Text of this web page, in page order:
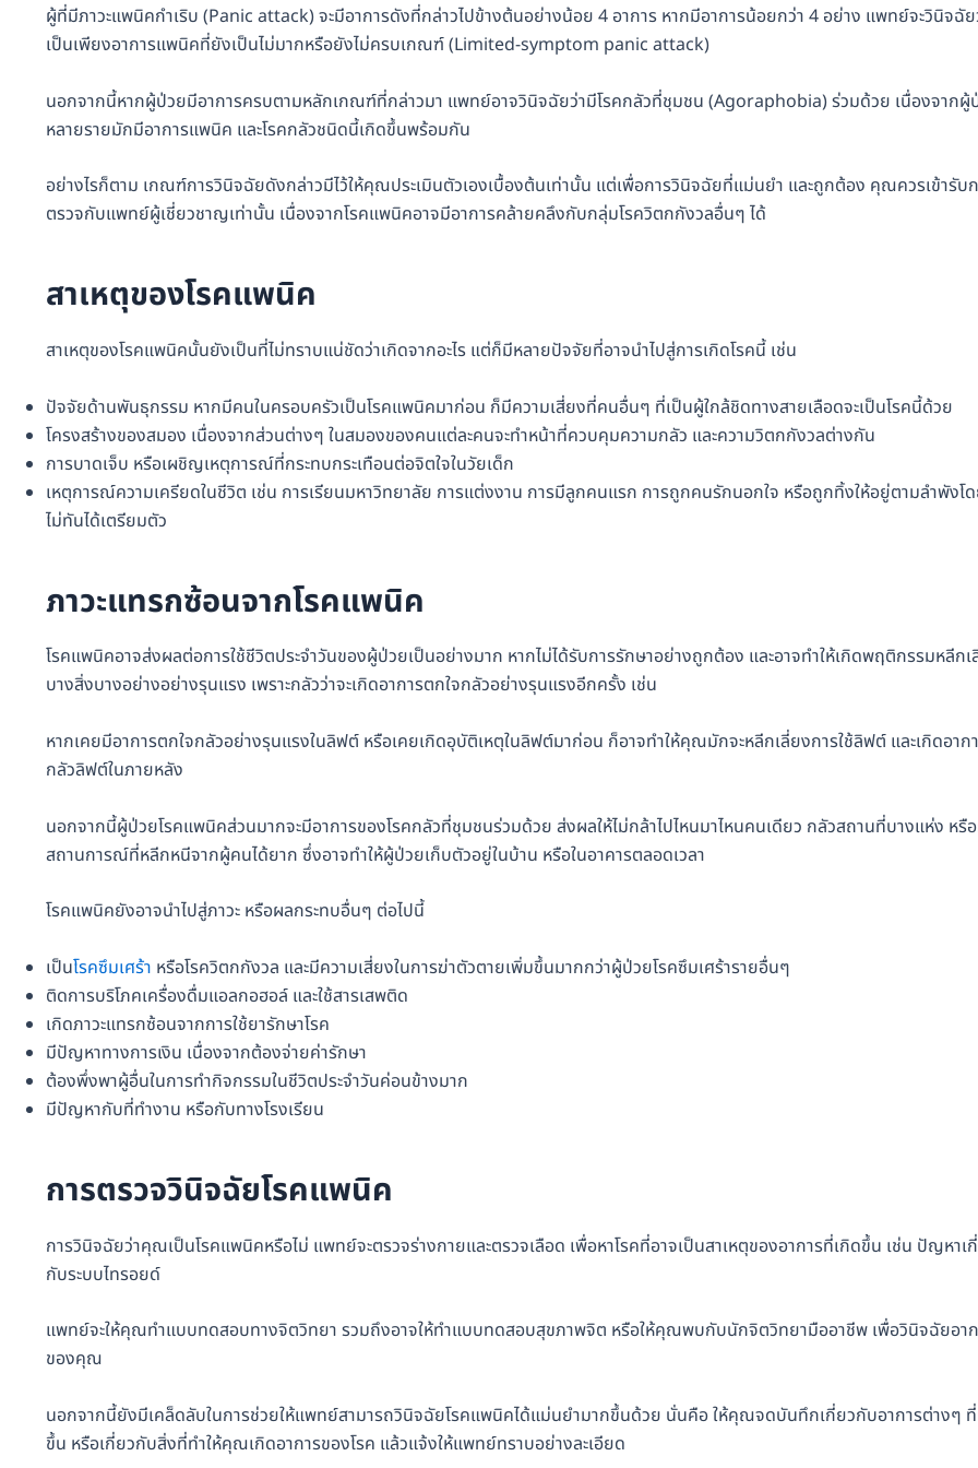
ผู้ที่มีภาวะแพนิคกำเริบ (Panic attack) จะมีอาการดังที่กล่าวไปข้างต้นอย่างน้อย 4 อาการ หากมีอาการน้อยกว่า 4 อย่าง แพทย์จะวินิจฉัย
เป็นเพียงอาการแพนิคที่ยังเป็นไม่มากหรือยังไม่ครบเกณฑ์ (Limited-symptom panic attack)
นอกจากนี้หากผู้ป่วยมีอาการครบตามหลักเกณฑ์ที่กล่าวมา แพทย์อาจวินิจฉัยว่ามีโรคกลัวที่ชุมชน (Agoraphobia) ร่วมด้วย เนื่องจากผู้
หลายรายมักมีอาการแพนิค และโรคกลัวชนิดนี้เกิดขึ้นพร้อมกัน
อย่างไรก็ตาม เกณฑ์การวินิจฉัยดังกล่าวมีไว้ให้คุณประเมินตัวเองเบื้องต้นเท่านั้น แต่เพื่อการวินิจฉัยที่แม่นยำ และถูกต้อง คุณควรเข้ารับ
ตรวจกับแพทย์ผู้เชี่ยวชาญเท่านั้น เนื่องจากโรคแพนิคอาจมีอาการคล้ายคลึงกับกลุ่มโรควิตกกังวลอื่นๆ ได้
สาเหตุของโรคแพนิค
สาเหตุของโรคแพนิคนั้นยังเป็นที่ไม่ทราบแน่ชัดว่าเกิดจากอะไร แต่ก็มีหลายปัจจัยที่อาจนำไปสู่การเกิดโรคนี้ เช่น
ปัจจัยด้านพันธุกรรม หากมีคนในครอบครัวเป็นโรคแพนิคมาก่อน ก็มีความเสี่ยงที่คนอื่นๆ ที่เป็นผู้ใกล้ชิดทางสายเลือดจะเป็นโรคนี้ด้วย
โครงสร้างของสมอง เนื่องจากส่วนต่างๆ ในสมองของคนแต่ละคนจะทำหน้าที่ควบคุมความกลัว และความวิตกกังวลต่างกัน
การบาดเจ็บ หรือเผชิญเหตุการณ์ที่กระทบกระเทือนต่อจิตใจในวัยเด็ก
เหตุการณ์ความเครียดในชีวิต เช่น การเรียนมหาวิทยาลัย การแต่งงาน การมีลูกคนแรก การถูกคนรักนอกใจ หรือถูกทิ้งให้อยู่ตามลำพังโ
ไม่ทันได้เตรียมตัว
ภาวะแทรกซ้อนจากโรคแพนิค
โรคแพนิคอาจส่งผลต่อการใช้ชีวิตประจำวันของผู้ป่วยเป็นอย่างมาก หากไม่ได้รับการรักษาอย่างถูกต้อง และอาจทำให้เกิดพฤติกรรมหลีกเ
บางสิ่งบางอย่างอย่างรุนแรง เพราะกลัวว่าจะเกิดอาการตกใจกลัวอย่างรุนแรงอีกครั้ง เช่น
หากเคยมีอาการตกใจกลัวอย่างรุนแรงในลิฟต์ หรือเคยเกิดอุบัติเหตุในลิฟต์มาก่อน ก็อาจทำให้คุณมักจะหลีกเลี่ยงการใช้ลิฟต์ และเกิดอาก
กลัวลิฟต์ในภายหลัง
นอกจากนี้ผู้ป่วยโรคแพนิคส่วนมากจะมีอาการของโรคกลัวที่ชุมชนร่วมด้วย ส่งผลให้ไม่กล้าไปไหนมาไหนคนเดียว กลัวสถานที่บางแห่ง หรื
สถานการณ์ที่หลีกหนีจากผู้คนได้ยาก ซึ่งอาจทำให้ผู้ป่วยเก็บตัวอยู่ในบ้าน หรือในอาคารตลอดเวลา
โรคแพนิคยังอาจนำไปสู่ภาวะ หรือผลกระทบอื่นๆ ต่อไปนี้
เป็นโรคซึมเศร้า หรือโรควิตกกังวล และมีความเสี่ยงในการฆ่าตัวตายเพิ่มขึ้นมากกว่าผู้ป่วยโรคซึมเศร้ารายอื่นๆ
ติดการบริโภคเครื่องดื่มแอลกอฮอล์ และใช้สารเสพติด
เกิดภาวะแทรกซ้อนจากการใช้ยารักษาโรค
มีปัญหาทางการเงิน เนื่องจากต้องจ่ายค่ารักษา
ต้องพึ่งพาผู้อื่นในการทำกิจกรรมในชีวิตประจำวันค่อนข้างมาก
มีปัญหากับที่ทำงาน หรือกับทางโรงเรียน
การตรวจวินิจฉัยโรคแพนิค
การวินิจฉัยว่าคุณเป็นโรคแพนิคหรือไม่ แพทย์จะตรวจร่างกายและตรวจเลือด เพื่อหาโรคที่อาจเป็นสาเหตุของอาการที่เกิดขึ้น เช่น ปัญหาเ
กับระบบไทรอยด์
แพทย์จะให้คุณทำแบบทดสอบทางจิตวิทยา รวมถึงอาจให้ทำแบบทดสอบสุขภาพจิต หรือให้คุณพบกับนักจิตวิทยามืออาชีพ เพื่อวินิจฉัยอา
ของคุณ
นอกจากนี้ยังมีเคล็ดลับในการช่วยให้แพทย์สามารถวินิจฉัยโรคแพนิคได้แม่นยำมากขึ้นด้วย นั่นคือ ให้คุณจดบันทึกเกี่ยวกับอาการต่างๆ
ขึ้น หรือเกี่ยวกับสิ่งที่ทำให้คุณเกิดอาการของโรค แล้วแจ้งให้แพทย์ทราบอย่างละเอียด